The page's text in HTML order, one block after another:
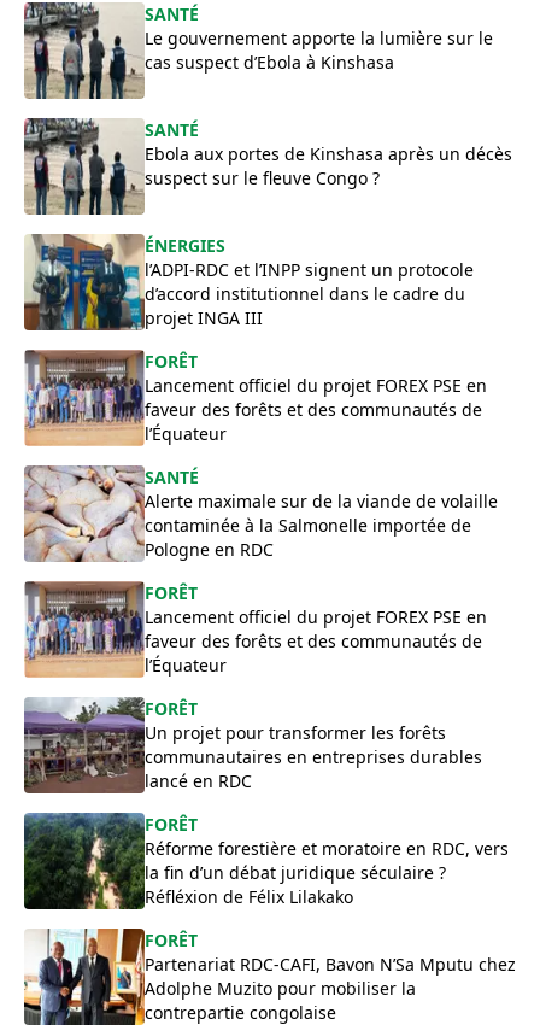
SANTÉ
Le gouvernement apporte la lumière sur le
cas suspect d’Ebola à Kinshasa
SANTÉ
Ebola aux portes de Kinshasa après un décès
suspect sur le fleuve Congo ?
ÉNERGIES
l’ADPI-RDC et l’INPP signent un protocole
d’accord institutionnel dans le cadre du
projet INGA III
FORÊT
Lancement officiel du projet FOREX PSE en
faveur des forêts et des communautés de
l’Équateur
SANTÉ
Alerte maximale sur de la viande de volaille
contaminée à la Salmonelle importée de
Pologne en RDC
FORÊT
Lancement officiel du projet FOREX PSE en
faveur des forêts et des communautés de
l’Équateur
FORÊT
Un projet pour transformer les forêts
communautaires en entreprises durables
lancé en RDC
FORÊT
Réforme forestière et moratoire en RDC, vers
la fin d’un débat juridique séculaire ?
Réfléxion de Félix Lilakako
FORÊT
Partenariat RDC-CAFI, Bavon N’Sa Mputu chez
Adolphe Muzito pour mobiliser la
contrepartie congolaise